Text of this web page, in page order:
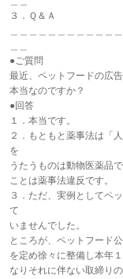
３．Ｑ＆Ａ
＿＿＿＿＿＿＿＿＿＿＿
●ご質問
最近、ペットフードの広
本当なのですか？
●回答
１．本当です。
２．もともと薬事法は「
を
うたうものは動物医薬品
ことは薬事法違反です。
３．ただ、実例としてペ
て
いませんでした。
ところが、ペットフード
を定め徐々に整備し本年
なりそれに伴ない取締り